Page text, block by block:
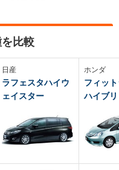
比較
日産
ラフェスタハイウ
ェイスター
ホンダ
フィッ
ハイブ